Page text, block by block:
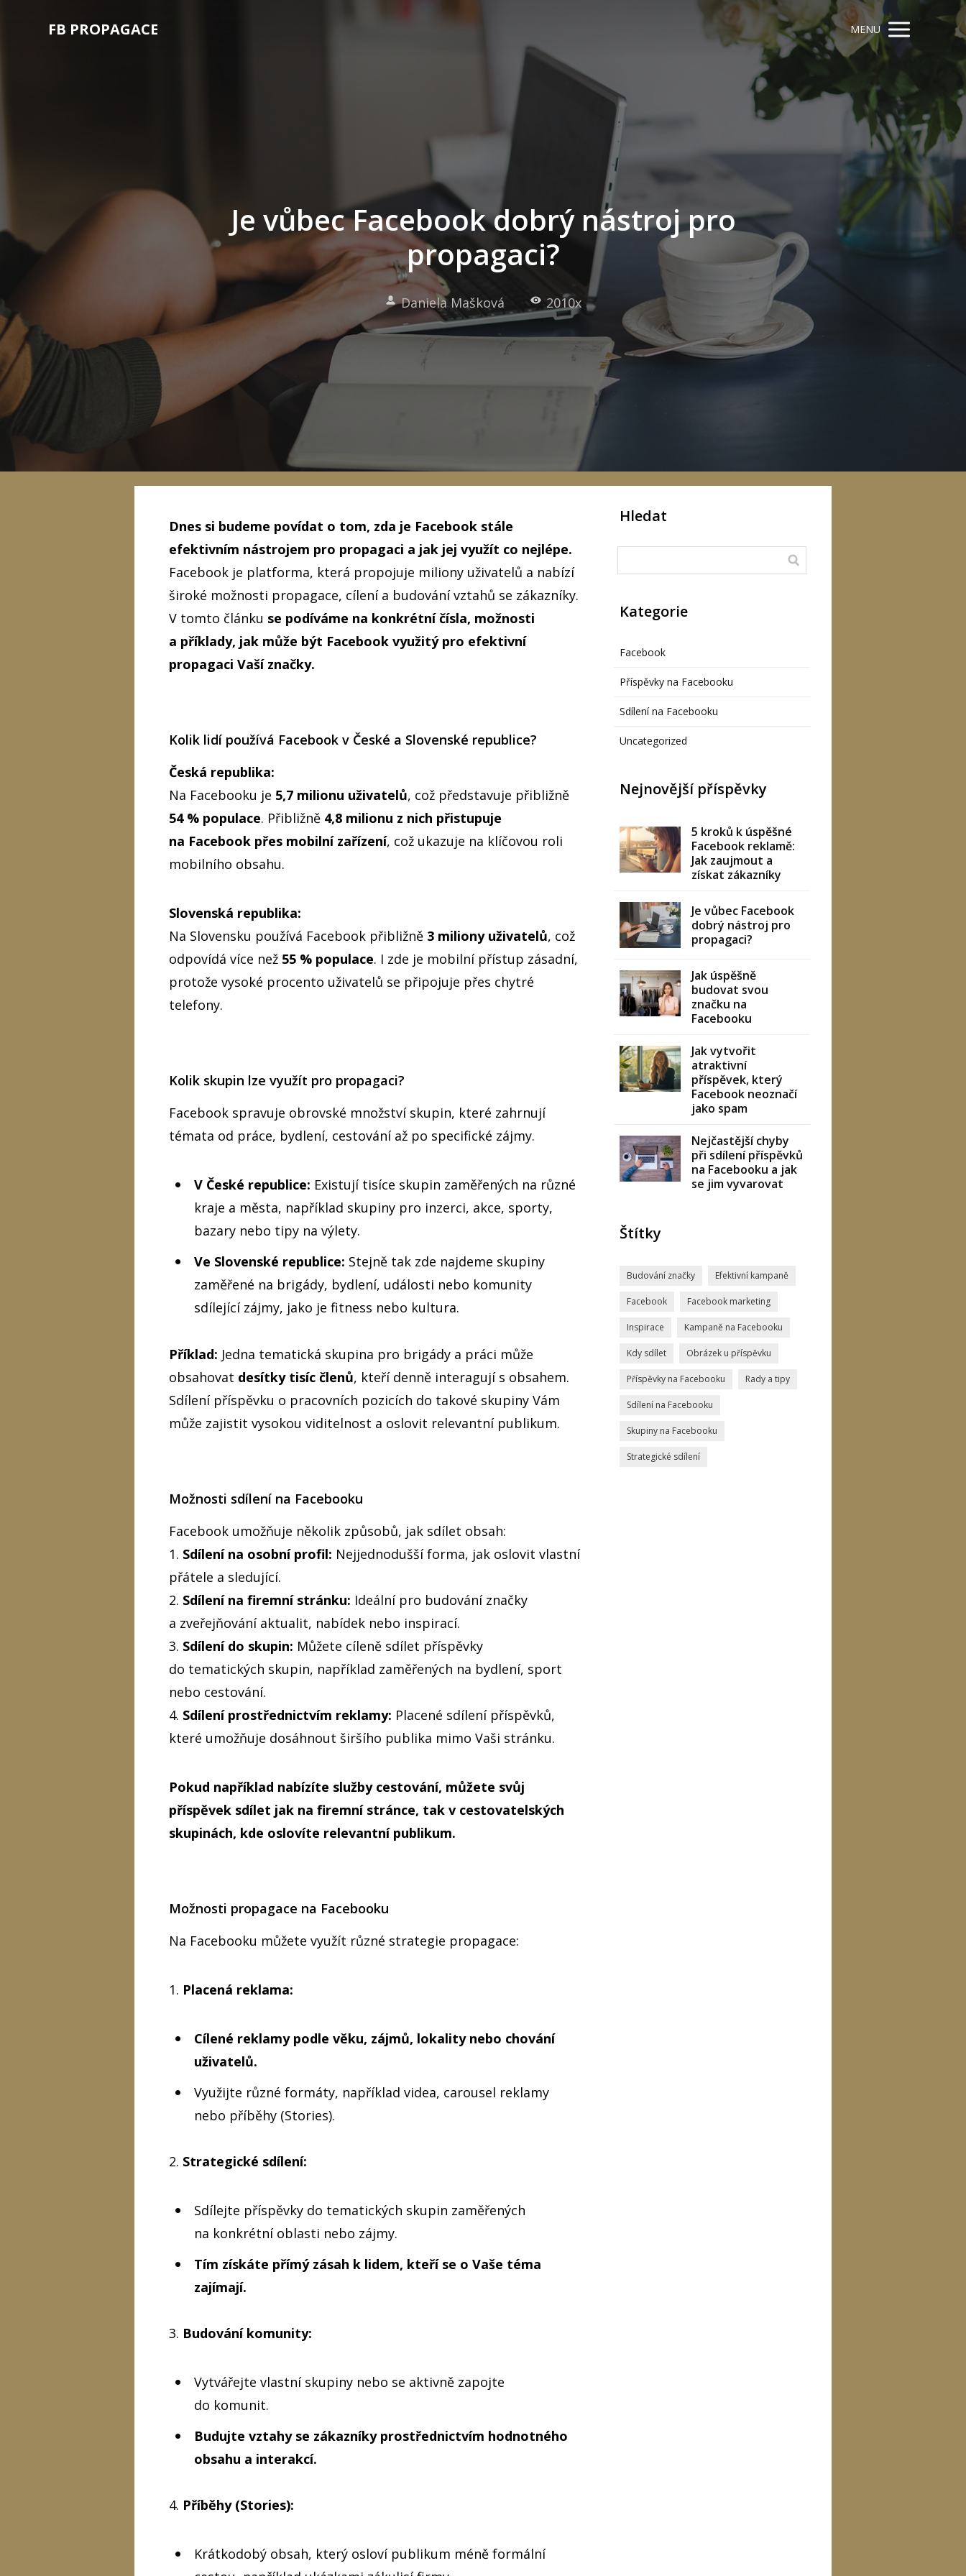
FB PROPAGACE MENU
Je vůbec Facebook dobrý nástroj pro
propagaci?
Daniela Mašková 2010x
Dnes si budeme povídat o tom, zda je Facebook stále
efektivním nástrojem pro propagaci a jak jej využít co nejlépe.
Facebook je platforma, která propojuje miliony uživatelů a nabízí
široké možnosti propagace, cílení a budování vztahů se zákazníky.
V tomto článku se podíváme na konkrétní čísla, možnosti
a příklady, jak může být Facebook využitý pro efektivní
propagaci Vaší značky.
Kolik lidí používá Facebook v České a Slovenské republice?
Česká republika:
Na Facebooku je 5,7 milionu uživatelů, což představuje přibližně
54 % populace. Přibližně 4,8 milionu z nich přistupuje
na Facebook přes mobilní zařízení, což ukazuje na klíčovou roli
mobilního obsahu.
Slovenská republika:
Na Slovensku používá Facebook přibližně 3 miliony uživatelů, což
odpovídá více než 55 % populace. I zde je mobilní přístup zásadní,
protože vysoké procento uživatelů se připojuje přes chytré
telefony.
Kolik skupin lze využít pro propagaci?
Facebook spravuje obrovské množství skupin, které zahrnují
témata od práce, bydlení, cestování až po specifické zájmy.
V České republice: Existují tisíce skupin zaměřených na různé
kraje a města, například skupiny pro inzerci, akce, sporty,
bazary nebo tipy na výlety.
Ve Slovenské republice: Stejně tak zde najdeme skupiny
zaměřené na brigády, bydlení, události nebo komunity
sdílející zájmy, jako je fitness nebo kultura.
Příklad: Jedna tematická skupina pro brigády a práci může
obsahovat desítky tisíc členů, kteří denně interagují s obsahem.
Sdílení příspěvku o pracovních pozicích do takové skupiny Vám
může zajistit vysokou viditelnost a oslovit relevantní publikum.
Možnosti sdílení na Facebooku
Facebook umožňuje několik způsobů, jak sdílet obsah:
1. Sdílení na osobní profil: Nejjednodušší forma, jak oslovit vlastní
přátele a sledující.
2. Sdílení na firemní stránku: Ideální pro budování značky
a zveřejňování aktualit, nabídek nebo inspirací.
3. Sdílení do skupin: Můžete cíleně sdílet příspěvky
do tematických skupin, například zaměřených na bydlení, sport
nebo cestování.
4. Sdílení prostřednictvím reklamy: Placené sdílení příspěvků,
které umožňuje dosáhnout širšího publika mimo Vaši stránku.
Pokud například nabízíte služby cestování, můžete svůj
příspěvek sdílet jak na firemní stránce, tak v cestovatelských
skupinách, kde oslovíte relevantní publikum.
Možnosti propagace na Facebooku
Na Facebooku můžete využít různé strategie propagace:
1. Placená reklama:
Cílené reklamy podle věku, zájmů, lokality nebo chování
uživatelů.
Využijte různé formáty, například videa, carousel reklamy
nebo příběhy (Stories).
2. Strategické sdílení:
Sdílejte příspěvky do tematických skupin zaměřených
na konkrétní oblasti nebo zájmy.
Tím získáte přímý zásah k lidem, kteří se o Vaše téma
zajímají.
3. Budování komunity:
Vytvářejte vlastní skupiny nebo se aktivně zapojte
do komunit.
Budujte vztahy se zákazníky prostřednictvím hodnotného
obsahu a interakcí.
4. Příběhy (Stories):
Krátkodobý obsah, který osloví publikum méně formální
Hledat
Kategorie
Facebook
Příspěvky na Facebooku
Sdílení na Facebooku
Uncategorized
Nejnovější příspěvky
5 kroků k úspěšné
Facebook reklamě:
Jak zaujmout a
získat zákazníky
Je vůbec Facebook
dobrý nástroj pro
propagaci?
Jak úspěšně
budovat svou
značku na
Facebooku
Jak vytvořit
atraktivní
příspěvek, který
Facebook neoznačí
jako spam
Nejčastější chyby
při sdílení příspěvků
na Facebooku a jak
se jim vyvarovat
Štítky
Budování značky Efektivní kampaně
Facebook Facebook marketing
Inspirace Kampaně na Facebooku
Kdy sdílet Obrázek u příspěvku
Příspěvky na Facebooku Rady a tipy
Sdílení na Facebooku
Skupiny na Facebooku
Strategické sdílení